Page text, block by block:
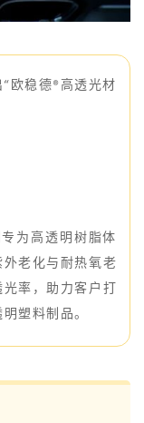
欧稳德®高透光材
为高透明树脂体
老化与耐热氧老
率，助力客户打
塑料制品。